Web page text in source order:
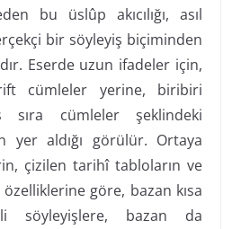
bu üslûp akıcılığı, asıl
bir söyleyiş biçiminden
Eserde uzun ifadeler için,
cümleler yerine, biribiri
sıra cümleler şeklindeki
yer aldığı görülür. Ortaya
çizilen tarihî tabloların ve
göre, bazan kısa
söyleyişlere, bazan da